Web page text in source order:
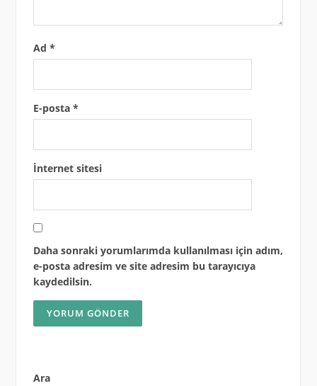
Ad *
E-posta *
İnternet sitesi
Daha sonraki yorumlarımda kullanılması için adım,
e-posta adresim ve site adresim bu tarayıcıya
kaydedilsin.
Ara